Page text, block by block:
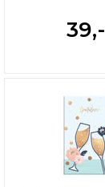
39,-